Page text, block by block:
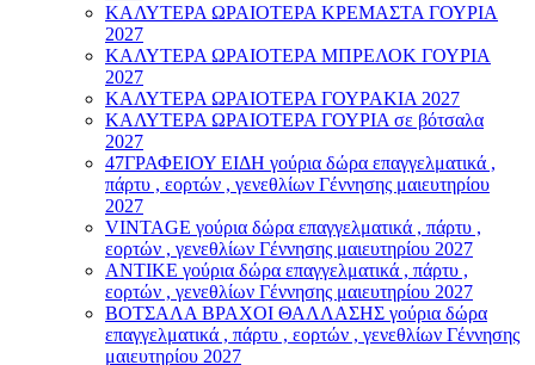
ΚΑΛΥΤΕΡΑ ΩΡΑΙΟΤΕΡΑ ΚΡΕΜΑΣΤΑ ΓΟΥΡΙΑ
2027
ΚΑΛΥΤΕΡΑ ΩΡΑΙΟΤΕΡΑ ΜΠΡΕΛΟΚ ΓΟΥΡΙΑ
2027
ΚΑΛΥΤΕΡΑ ΩΡΑΙΟΤΕΡΑ ΓΟΥΡΑΚΙΑ 2027
ΚΑΛΥΤΕΡΑ ΩΡΑΙΟΤΕΡΑ ΓΟΥΡΙΑ σε βότσαλα
2027
47ΓΡΑΦΕΙΟΥ ΕΙΔΗ γούρια δώρα επαγγελματικά ,
πάρτυ , εορτών , γενεθλίων Γέννησης μαιευτηρίου
2027
VINTAGE γούρια δώρα επαγγελματικά , πάρτυ ,
εορτών , γενεθλίων Γέννησης μαιευτηρίου 2027
ΑΝΤΙΚΕ γούρια δώρα επαγγελματικά , πάρτυ ,
εορτών , γενεθλίων Γέννησης μαιευτηρίου 2027
ΒΟΤΣΑΛΑ ΒΡΑΧΟΙ ΘΑΛΛΑΣΗΣ γούρια δώρα
επαγγελματικά , πάρτυ , εορτών , γενεθλίων Γέννησης
μαιευτηρίου 2027